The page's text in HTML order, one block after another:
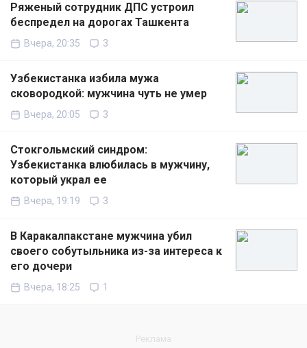
Ряженый сотрудник ДПС устроил
беспредел на дорогах Ташкента
Вчера, 20:35 3
Узбекистанка избила мужа
сковородкой: мужчина чуть не умер
Вчера, 20:05 3
Стокгольмский синдром:
Узбекистанка влюбилась в мужчину,
который украл ее
Вчера, 19:19 3
В Каракалпакстане мужчина убил
своего собутыльника из-за интереса к
его дочери
Вчера, 18:25 1